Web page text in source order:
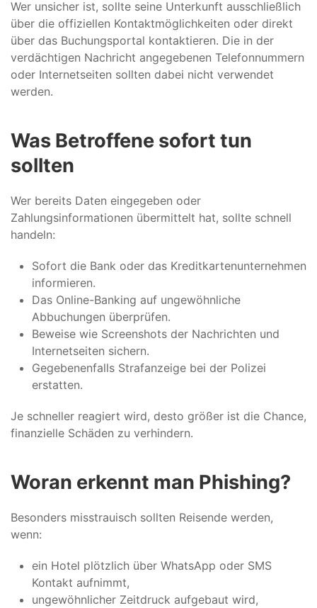
Wer unsicher ist, sollte seine Unterkunft ausschließlich
über die offiziellen Kontaktmöglichkeiten oder direkt
über das Buchungsportal kontaktieren. Die in der
verdächtigen Nachricht angegebenen Telefonnummern
oder Internetseiten sollten dabei nicht verwendet
werden.
Was Betroffene sofort tun
sollten
Wer bereits Daten eingegeben oder
Zahlungsinformationen übermittelt hat, sollte schnell
handeln:
Sofort die Bank oder das Kreditkartenunternehmen
informieren.
Das Online-Banking auf ungewöhnliche
Abbuchungen überprüfen.
Beweise wie Screenshots der Nachrichten und
Internetseiten sichern.
Gegebenenfalls Strafanzeige bei der Polizei
erstatten.
Je schneller reagiert wird, desto größer ist die Chance,
finanzielle Schäden zu verhindern.
Woran erkennt man Phishing?
Besonders misstrauisch sollten Reisende werden,
wenn:
ein Hotel plötzlich über WhatsApp oder SMS
Kontakt aufnimmt,
ungewöhnlicher Zeitdruck aufgebaut wird,